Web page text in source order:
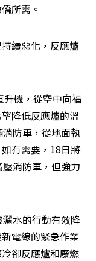
所需。
續惡化，反應爐
機，從空中向福
降低反應爐的溫
防車，從地面執
有需要，18日將
消防車，但強力
水的行動有效降
電線的緊急作業
卻反應爐和廢燃